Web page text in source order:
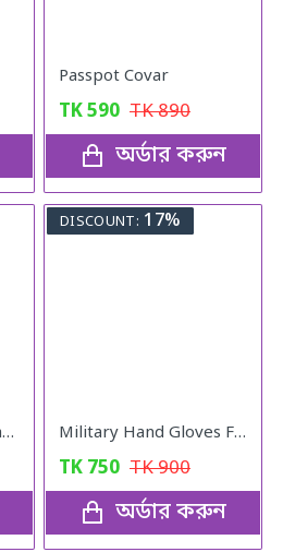
Passpot Covar
TK590 TK890
অর্ডার করুন
Military Full Finger Hand Gloves Olive
DISCOUNT: 17%
Military Hand Gloves Full Black
TK 750 TK900
অর্ডার করুন